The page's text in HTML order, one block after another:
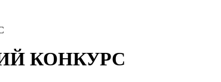
КОНКУРС